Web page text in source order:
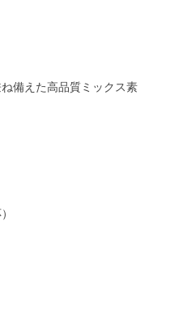
備えた高品質ミックス素